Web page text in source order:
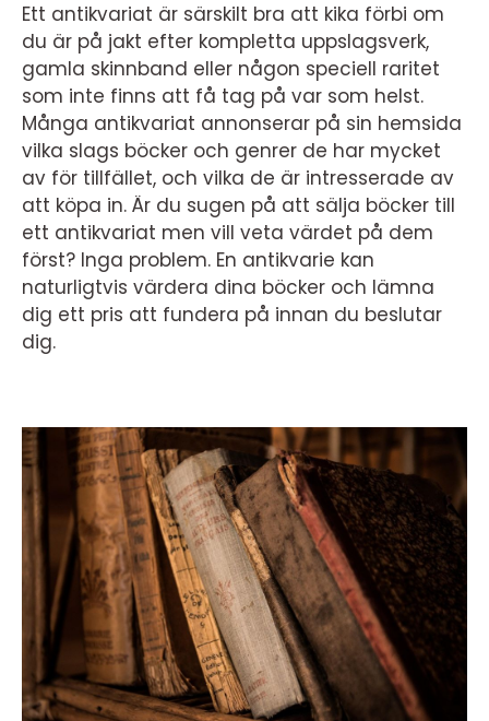
Ett antikvariat är särskilt bra att kika förbi om
du är på jakt efter kompletta uppslagsverk,
gamla skinnband eller någon speciell raritet
som inte finns att få tag på var som helst.
Många antikvariat annonserar på sin hemsida
vilka slags böcker och genrer de har mycket
av för tillfället, och vilka de är intresserade av
att köpa in. Är du sugen på att sälja böcker till
ett antikvariat men vill veta värdet på dem
först? Inga problem. En antikvarie kan
naturligtvis värdera dina böcker och lämna
dig ett pris att fundera på innan du beslutar
dig.